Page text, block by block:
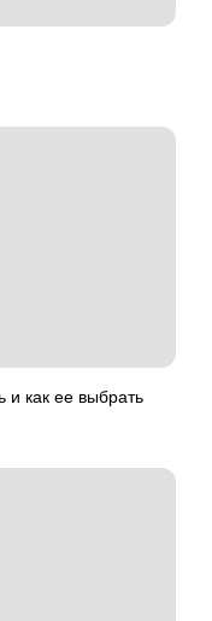
как ее выбрать